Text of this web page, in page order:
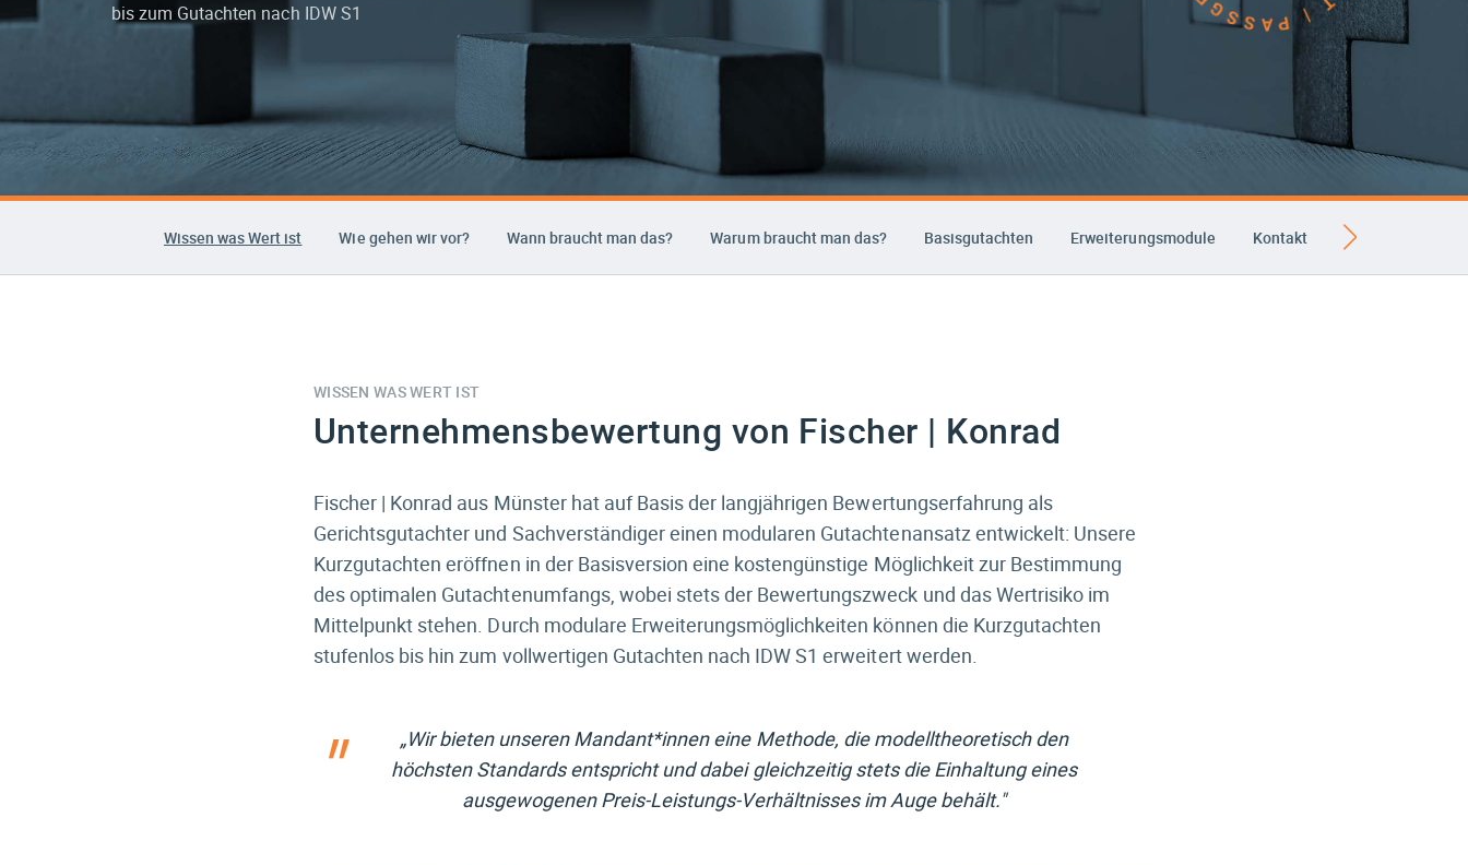
bis zum Gutachten nach IDW S1
Wissen was Wert ist Wie gehen wir vor? Wann braucht man das? Warum braucht man das? Basisgutachten Erweiterungsmodule Kontakt
WISSEN WAS WERT IST
Unternehmensbewertung von Fischer | Konrad
Fischer | Konrad aus Münster hat auf Basis der langjährigen Bewertungserfahrung als
Gerichtsgutachter und Sachverständiger einen modularen Gutachtenansatz entwickelt: Unsere
Kurzgutachten eröffnen in der Basisversion eine kostengünstige Möglichkeit zur Bestimmung
des optimalen Gutachtenumfangs, wobei stets der Bewertungszweck und das Wertrisiko im
Mittelpunkt stehen. Durch modulare Erweiterungsmöglichkeiten können die Kurzgutachten
stufenlos bis hin zum vollwertigen Gutachten nach IDW S1 erweitert werden.
„Wir bieten unseren Mandant*innen eine Methode, die modelltheoretisch den
höchsten Standards entspricht und dabei gleichzeitig stets die Einhaltung eines
ausgewogenen Preis-Leistungs-Verhältnisses im Auge behält."